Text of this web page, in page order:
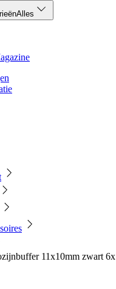
Alles
11x10mm zwart 6x